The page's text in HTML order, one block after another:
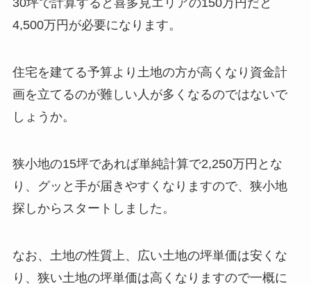
30坪で計算すると喜多見エリアの150万円だと
4,500万円が必要になります。
住宅を建てる予算より土地の方が高くなり資金計
画を立てるのが難しい人が多くなるのではないで
しょうか。
狭小地の15坪であれば単純計算で2,250万円とな
り、グッと手が届きやすくなりますので、狭小地
探しからスタートしました。
なお、土地の性質上、広い土地の坪単価は安くな
り、狭い土地の坪単価は高くなりますので一概に